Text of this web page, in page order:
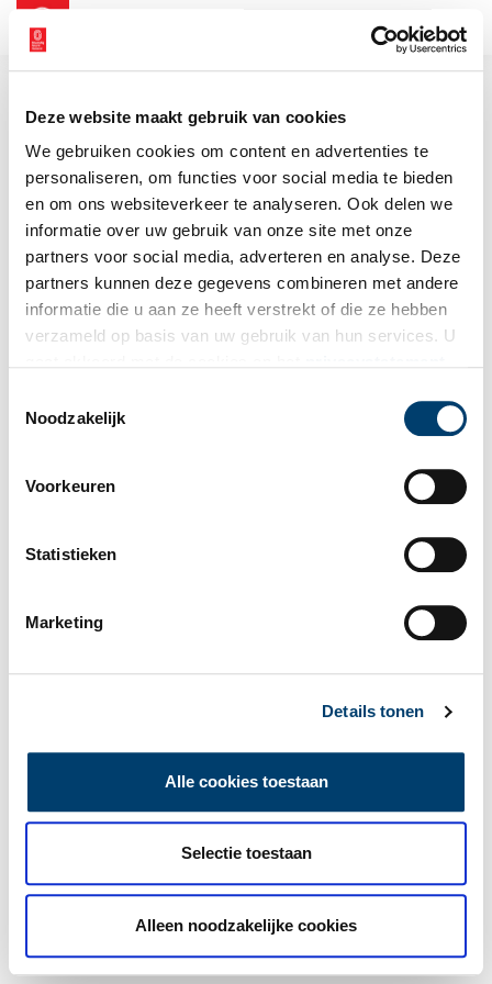
Deze website maakt gebruik van cookies
We gebruiken cookies om content en advertenties te
personaliseren, om functies voor social media te bieden
en om ons websiteverkeer te analyseren. Ook delen we
informatie over uw gebruik van onze site met onze
partners voor social media, adverteren en analyse. Deze
partners kunnen deze gegevens combineren met andere
informatie die u aan ze heeft verstrekt of die ze hebben
verzameld op basis van uw gebruik van hun services. U
Noodzakelijk
Voorkeuren
Statistieken
Marketing
Details tonen
Alle cookies toestaan
Selectie toestaan
Alleen noodzakelijke cookies